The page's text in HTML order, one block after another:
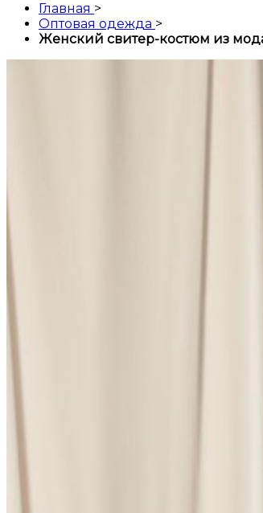
Главная >
Оптовая одежда >
Женский свитер-костюм из